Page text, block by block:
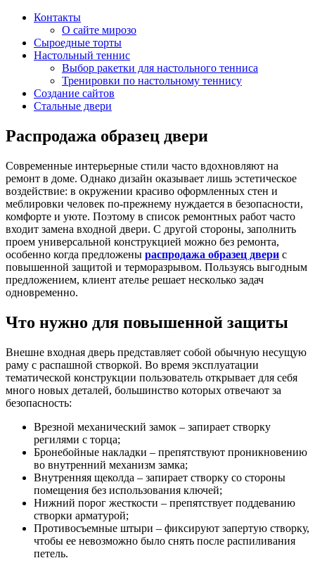
Контакты
О сайте мирозо
Сыроедные торты
Настольный теннис
Выбор ракетки для настольного тенниса
Тренировки по настольному теннису
Создание сайтов
Стальные двери
Распродажа образец двери
Современные интерьерные стили часто вдохновляют на
ремонт в доме. Однако дизайн оказывает лишь эстетическое
воздействие: в окружении красиво оформленных стен и
меблировки человек по-прежнему нуждается в безопасности,
комфорте и уюте. Поэтому в список ремонтных работ часто
входит замена входной двери. С другой стороны, заполнить
проем универсальной конструкцией можно без ремонта,
особенно когда предложены распродажа образец двери с
повышенной защитой и терморазрывом. Пользуясь выгодным
предложением, клиент ателье решает несколько задач
одновременно.
Что нужно для повышенной защиты
Внешне входная дверь представляет собой обычную несущую
раму с распашной створкой. Во время эксплуатации
тематической конструкции пользователь открывает для себя
много новых деталей, большинство которых отвечают за
безопасность:
Врезной механический замок – запирает створку
регилями с торца;
Бронебойные накладки – препятствуют проникновению
во внутренний механизм замка;
Внутренняя щеколда – запирает створку со стороны
помещения без использования ключей;
Нижний порог жесткости – препятствует поддеванию
створки арматурой;
Противосъемные штыри – фиксируют запертую створку,
чтобы ее невозможно было снять после распиливания
петель.